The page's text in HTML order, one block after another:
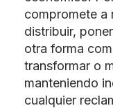
compromete a
distribuir,
otra forma
transformar o
manteniendo
cualquier